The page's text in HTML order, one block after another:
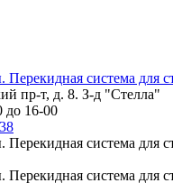
пр-т, д. 8. З-д "Стелла"
до 16-00